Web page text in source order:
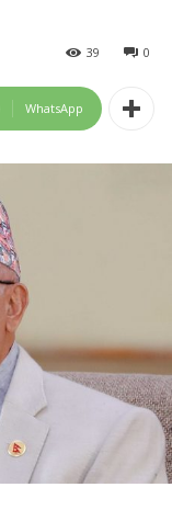
0
39
WhatsApp